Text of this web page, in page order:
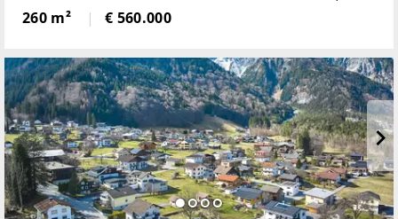
neben 5Schlafräumen, gibt es ein Wohnzimmer mit
neu renovierten Kachelofen,
260 m² € 560.000